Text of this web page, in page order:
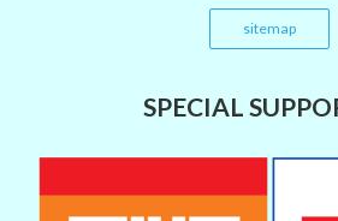
sitemap
SPECIAL